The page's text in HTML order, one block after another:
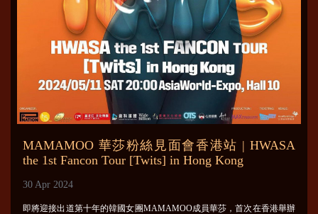
MAMAMOO 華莎粉絲見面會香港站 | HWASA
the 1st Fancon Tour [Twits] in Hong Kong
30 Apr 2024
即將迎接出道第十年的韓國女團MAMAMOO成員華莎，首次在香港舉辦